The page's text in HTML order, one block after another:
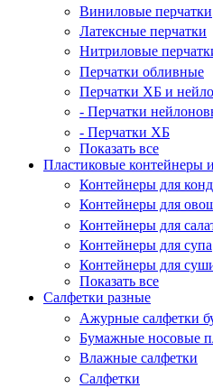
Виниловые перчатки
Латексные перчатки
Нитриловые
Перчатки обливные
Перчатки ХБ и
- Перчатки
- Перчатки ХБ
Показать все
Пластиковые контейнеры
Контейнеры для
Контейнеры для
Контейнеры для
Контейнеры для супа
Контейнеры для
Показать все
Салфетки разные
Ажурные салфетки
Бумажные носовые
Влажные салфетки
Салфетки